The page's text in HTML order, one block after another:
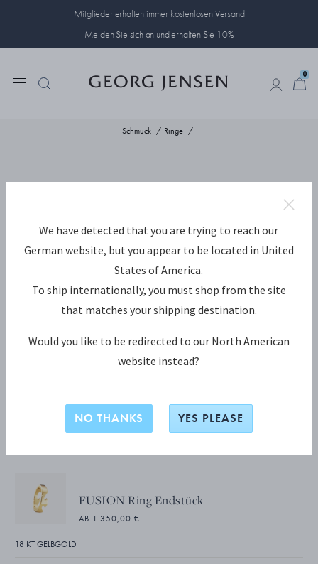
Mitglieder erhalten immer kostenlosen Versand
Melden Sie sich an und erhalten Sie 10%
0
Schmuck Ringe
FUSION 3teiliger Ring
FUSION Ring Endstück
AB 1.350,00 €
18 KT GELBGOLD
We have detected that you are trying to reach our
German website, but you appear to be located in United
States of America.
To ship internationally, you must shop from the site
that matches your shipping destination.
Would you like to be redirected to our North American
website instead?
NO THANKS YES PLEASE